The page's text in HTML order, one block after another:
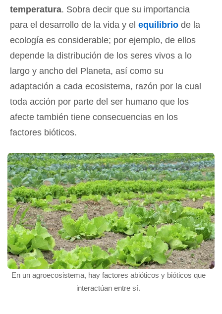
temperatura. Sobra decir que su importancia
para el desarrollo de la vida y el equilibrio de la
ecología es considerable; por ejemplo, de ellos
depende la distribución de los seres vivos a lo
largo y ancho del Planeta, así como su
adaptación a cada ecosistema, razón por la cual
toda acción por parte del ser humano que los
afecte también tiene consecuencias en los
factores bióticos.
En un agroecosistema, hay factores abióticos y bióticos que
interactúan entre sí.